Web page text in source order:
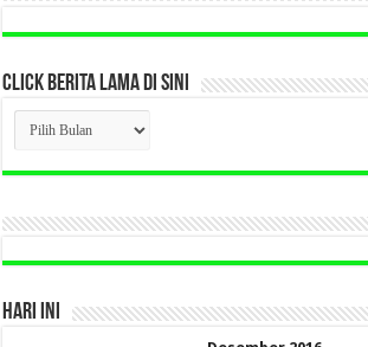
CLICK BERITA LAMA DI SINI
CLICK
BERITA
LAMA
DI
HARI INI